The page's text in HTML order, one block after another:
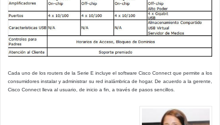
Cada uno de los routers de la Serie E incluye el software Cisco Connect que permite a los
consumidores instalar y administrar su red inalámbrica de hogar. De acuerdo a la gerente,
Cisco Connect lleva al usuario, de inicio a fin, a través de pasos sencillos.